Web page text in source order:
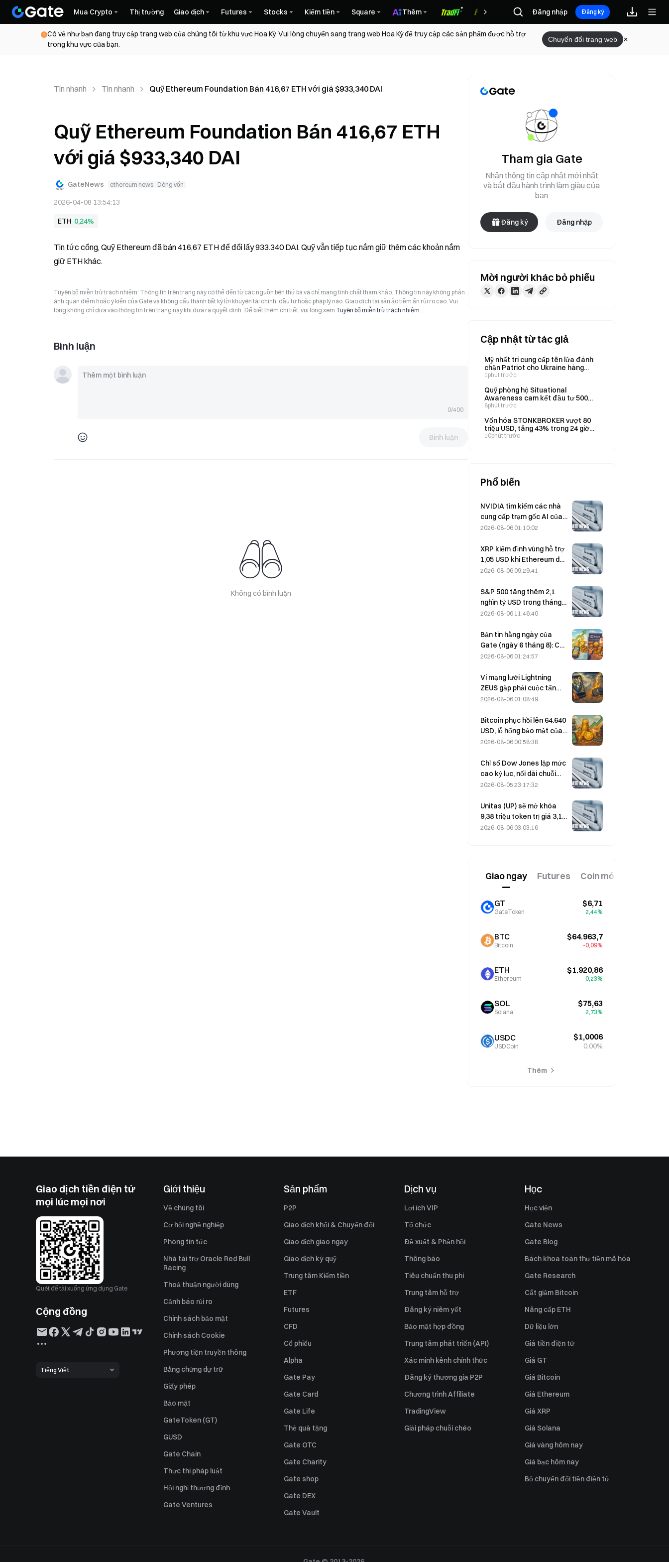
Mua Crypto Thị trường Giao dịch Futures Stocks Kiếm tiền Square Thêm Phần thưởng
Đăng nhập Đăng ký
Có vẻ như bạn đang truy cập trang web của chúng tôi từ khu vực Hoa Kỳ. Vui lòng chuyển sang trang web Hoa Kỳ để truy cập các sản phẩm được hỗ trợ
trong khu vực của bạn.
Chuyển đổi trang web
Tin nhanh Tin nhanh Quỹ Ethereum Foundation Bán 416,67 ETH với giá $933,340 DAI
Quỹ Ethereum Foundation Bán 416,67 ETH
với giá $933,340 DAI
GateNews ethereum news Dòng vốn
2026-04-08 13:54:13
ETH 0,24%
Tin tức cổng, Quỹ Ethereum đã bán 416,67 ETH để đổi lấy 933.340 DAI. Quỹ vẫn tiếp tục nắm giữ thêm các khoản nắm
giữ ETH khác.
Tuyên bố miễn trừ trách nhiệm: Thông tin trên trang này có thể đến từ các nguồn bên thứ ba và chỉ mang tính chất tham khảo. Thông tin này không phản
ánh quan điểm hoặc ý kiến của Gate và không cấu thành bất kỳ lời khuyên tài chính, đầu tư hoặc pháp lý nào. Giao dịch tài sản ảo tiềm ẩn rủi ro cao. Vui
lòng không chỉ dựa vào thông tin trên trang này khi đưa ra quyết định. Để biết thêm chi tiết, vui lòng xem Tuyên bố miễn trừ trách nhiệm.
Bình luận
0/400
Bình luận
Không có bình luận
Tham gia Gate
Nhận thông tin cập nhật mới nhất
và bắt đầu hành trình làm giàu của
bạn
Đăng ký Đăng nhập
Mời người khác bỏ phiếu
Cập nhật từ tác giả
Mỹ nhất trí cung cấp tên lửa đánh
chặn Patriot cho Ukraine hàng
tháng, Zelenskyy thông báo ngày
1phút trước
Quỹ phòng hộ Situational
Awareness cam kết đầu tư 500
triệu USD vào startup chip Source
8phút trước
Vốn hóa STONKBROKER vượt 80
triệu USD, tăng 43% trong 24 giờ
trên Robinhood Chain
10phút trước
Phổ biến
NVIDIA tìm kiếm các nhà
cung cấp trạm gốc AI của
Trung Quốc để triển khai
2026-08-06 01:10:02
XRP kiểm định vùng hỗ trợ
1,05 USD khi Ethereum duy
trì mức 1.908 USD trong bối
thấp
2026-08-06 09:29:41
S&P 500 tăng thêm 2,1
nghìn tỷ USD trong tháng
8, tương đương mức tăng
tăng 2%.
2026-08-06 11:46:40
Bản tin hằng ngày của
Gate (ngày 6 tháng 8): Cổ
phiếu ưu đãi STRC của
Block nâng dự báo kết quả
kinh doanh cả năm 2026
2026-08-06 01:24:57
Ví mạng lưới Lightning
ZEUS gặp phải cuộc tấn
công và tạm thời ngừng
biết tiền của người dùng
không bị mất.
2026-08-06 01:08:49
Bitcoin phục hồi lên 64.640
USD, lỗ hổng bảo mật của
Coldcard khiến số lượng ví
nhất trong ba tháng
2026-08-06 00:58:38
Chỉ số Dow Jones lập mức
cao kỷ lục, nối dài chuỗi
tăng 5 phiên; đầu tư vào AI
2026-08-05 23:17:32
Unitas (UP) sẽ mở khóa
9,38 triệu token trị giá 3,18
triệu USD vào ngày 13
2026-08-06 03:03:16
Giao ngay Futures Coin mới
GT
GateToken
$6,71
2,44%
BTC
Bitcoin
$64.963,7
-0,09%
ETH
Ethereum
$1.920,86
0,23%
SOL
Solana
$75,63
2,73%
USDC
USDCoin
$1,0006
0,00%
Thêm
Giao dịch tiền điện tử
mọi lúc mọi nơi
Quét để tải xuống ứng dụng Gate
Cộng đồng
Tiếng Việt
Giới thiệu
Về chúng tôi
Cơ hội nghề nghiệp
Phòng tin tức
Nhà tài trợ Oracle Red Bull
Racing
Thoả thuận người dùng
Cảnh báo rủi ro
Chính sách bảo mật
Chính sách Cookie
Phương tiện truyền thông
Bằng chứng dự trữ
Giấy phép
Bảo mật
GateToken (GT)
GUSD
Gate Chain
Thực thi pháp luật
Hội nghị thượng đỉnh
Gate Ventures
Sản phẩm
P2P
Giao dịch khối & Chuyển đổi
Giao dịch giao ngay
Giao dịch ký quỹ
Trung tâm Kiếm tiền
ETF
Futures
CFD
Cổ phiếu
Alpha
Gate Pay
Gate Card
Gate Life
Thẻ quà tặng
Gate OTC
Gate Charity
Gate shop
Gate DEX
Gate Vault
Dịch vụ
Lợi ích VIP
Tổ chức
Đề xuất & Phản hồi
Thông báo
Tiêu chuẩn thu phí
Trung tâm hỗ trợ
Đăng ký niêm yết
Bảo mật hợp đồng
Trung tâm phát triển (API)
Xác minh kênh chính thức
Đăng ký thương gia P2P
Chương trình Affiliate
TradingView
Giải pháp chuỗi chéo
Học
Học viện
Gate News
Gate Blog
Bách khoa toàn thư tiền mã hóa
Gate Research
Cắt giảm Bitcoin
Nâng cấp ETH
Dữ liệu lớn
Giá tiền điện tử
Giá GT
Giá Bitcoin
Giá Ethereum
Giá XRP
Giá Solana
Giá vàng hôm nay
Giá bạc hôm nay
Bộ chuyển đổi tiền điện tử